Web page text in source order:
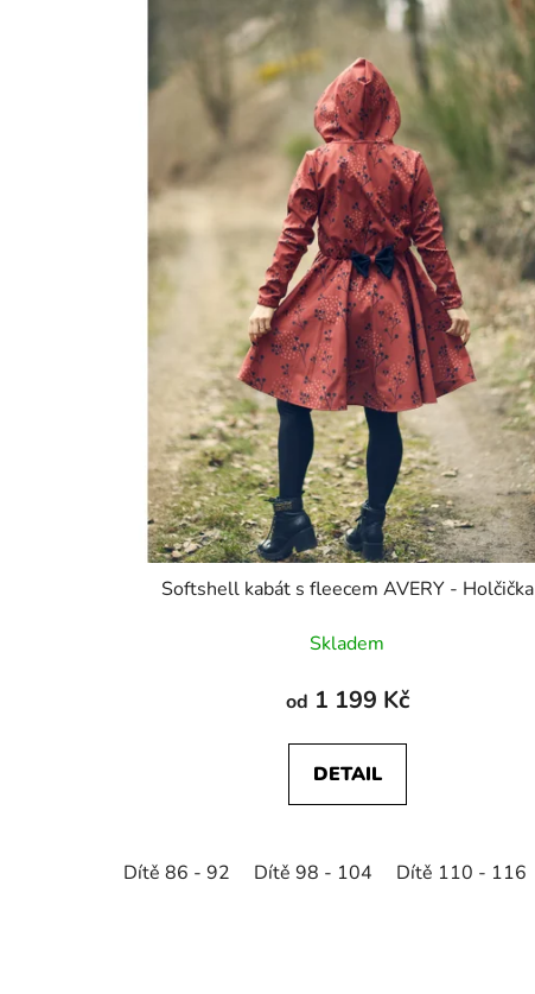
Softshell kabát s fleecem AVERY - Holčička
Skladem
od 1 199 Kč
DETAIL
Dítě 86 - 92 Dítě 98 - 104 Dítě 110 - 116